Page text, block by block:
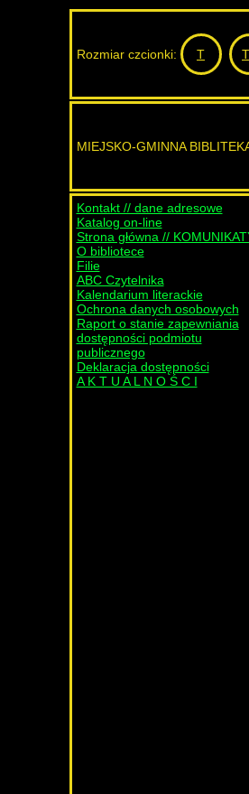
Rozmiar czcionki: T
MIEJSKO-GMINNA
Kontakt // dane adresowe
Katalog on-line
Strona główna //
O bibliotece
Filie
ABC Czytelnika
Kalendarium literackie
Ochrona danych osobowych
Raport o stanie zapewniania
dostępności podmiotu
publicznego
Deklaracja dostępności
A K T U A L N O Ś C I